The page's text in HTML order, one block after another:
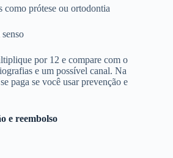
como prótese ou ortodontia
por 12 e compare com o
e um possível canal. Na
paga se você usar prevenção e
e reembolso